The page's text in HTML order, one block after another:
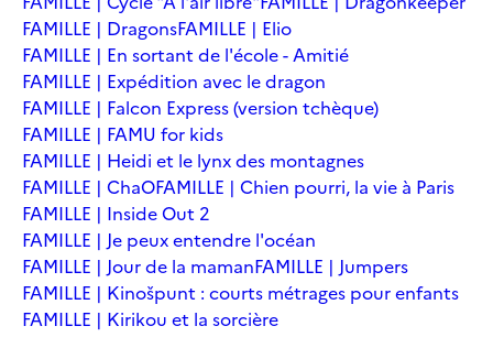
FAMILLE | DragonsFAMILLE | Elio
FAMILLE | En sortant de l'école - Amitié
FAMILLE | Expédition avec le dragon
FAMILLE | Falcon Express (version tchèque)
FAMILLE | FAMU for kids
FAMILLE | Heidi et le lynx des montagnes
FAMILLE | ChaOFAMILLE | Chien pourri, la vie à Paris
FAMILLE | Inside Out 2
FAMILLE | Je peux entendre l'océan
FAMILLE | Jour de la mamanFAMILLE | Jumpers
FAMILLE | Kinošpunt : courts métrages pour enfants
FAMILLE | Kirikou et la sorcière